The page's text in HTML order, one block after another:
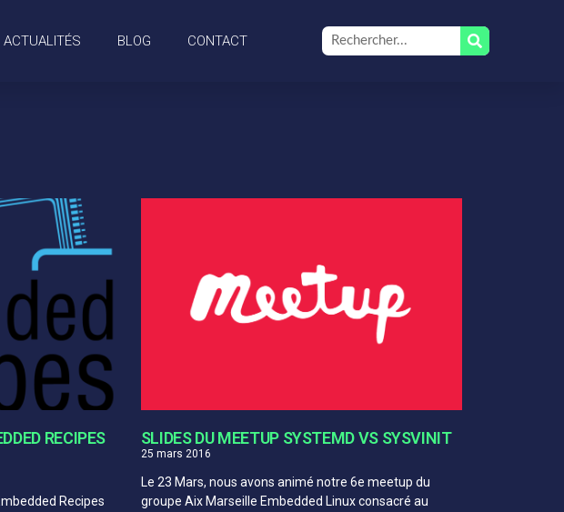
ACTUALITÉS BLOG CONTACT
RECIPES
Recipes
SLIDES DU MEETUP SYSTEMD VS SYSVINIT
25 mars 2016
Le 23 Mars, nous avons animé notre 6e meetup du
groupe Aix Marseille Embedded Linux consacré au